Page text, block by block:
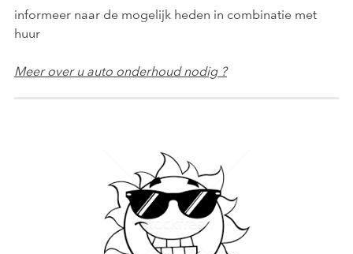
informeer naar de mogelijk heden in combinatie met
huur
Meer over u auto onderhoud nodig ?